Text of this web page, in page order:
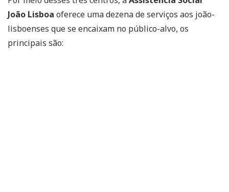
João Lisboa oferece uma dezena de serviços aos joão-
lisboenses que se encaixam no público-alvo, os
principais são: